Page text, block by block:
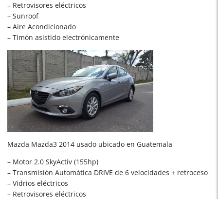
– Retrovisores eléctricos
– Sunroof
– Aire Acondicionado
– Timón asistido electrónicamente
Mazda Mazda3 2014 usado ubicado en Guatemala
– Motor 2.0 SkyActiv (155hp)
– Transmisión Automática DRIVE de 6 velocidades + retroceso
– Vidrios eléctricos
– Retrovisores eléctricos